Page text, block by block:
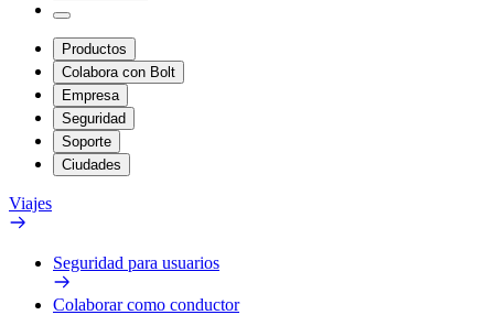
Productos
Colabora con Bolt
Empresa
Seguridad
Soporte
Ciudades
Viajes
Seguridad para usuarios
Colaborar como conductor